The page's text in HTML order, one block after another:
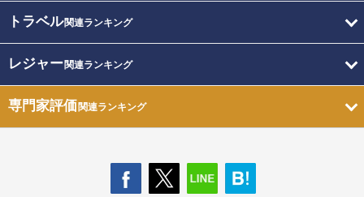
トラベル関連ランキング
レジャー関連ランキング
専門家評価関連ランキング